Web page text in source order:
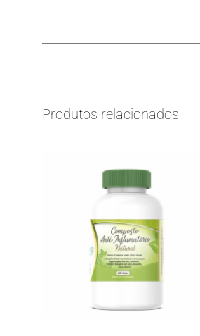
Produtos relacionados